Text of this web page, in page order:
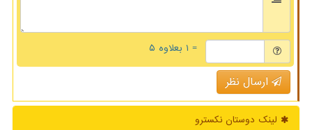
= ۱ بعلاوه ۵
ارسال نظر
لینک دوستان نكسترو